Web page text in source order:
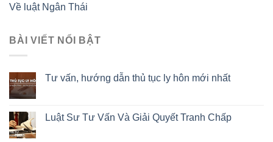
Về luật Ngân Thái
BÀI VIẾT NỔI BẬT
Tư vấn, hướng dẫn thủ tục ly hôn mới nhất
Luật Sư Tư Vấn Và Giải Quyết Tranh Chấp